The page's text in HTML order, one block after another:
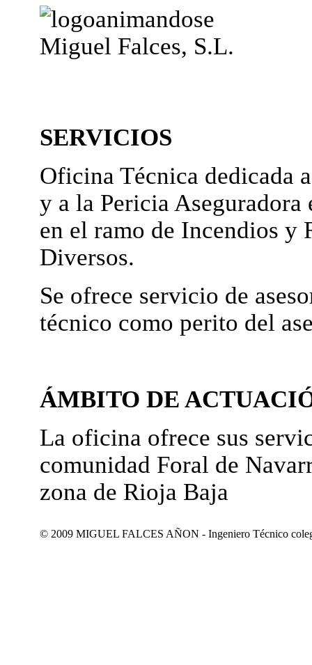
Miguel Falces, S.L.
SERVICIOS
Oficina Técnica dedicada
y a la Pericia Aseguradora
en el ramo de Incendios y
Diversos.
Se ofrece servicio de
técnico como perito del
ÁMBITO DE
La oficina ofrece sus
comunidad Foral de
zona de Rioja Baja
© 2009 MIGUEL FALCES AÑON - Ingeniero Técnico